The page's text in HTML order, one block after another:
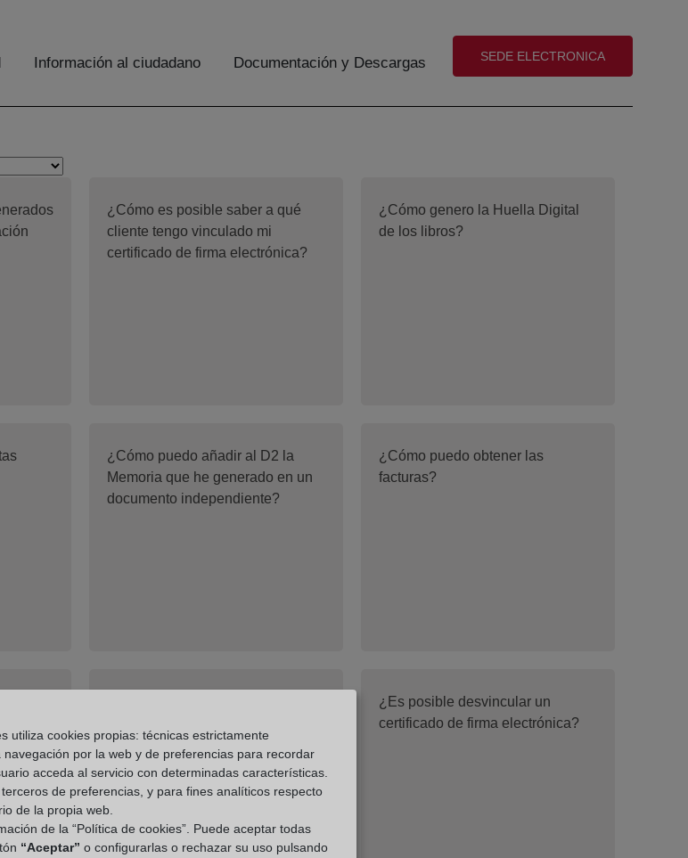
Información al ciudadano Documentación y Descargas (abre en nueva ventana)
SEDE ELECTRONICA
¿Cómo es posible saber a qué
cliente tengo vinculado mi
certificado de firma electrónica?
¿Cómo genero la Huella Digital
de los libros?
¿Cómo puedo añadir al D2 la
Memoria que he generado en un
documento independiente?
¿Cómo puedo obtener las
facturas?
de
telemática?
¿Es posible desvincular un
certificado de firma electrónica?
utiliza cookies propias: técnicas estrictamente
por la web y de preferencias para recordar
acceda al servicio con determinadas características.
de preferencias, y para fines analíticos respecto
de la propia web.
de la “Política de cookies”. Puede aceptar todas
“Aceptar” o configurarlas o rechazar su uso pulsando